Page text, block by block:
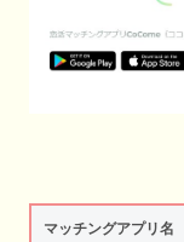
マッチングアプリ名